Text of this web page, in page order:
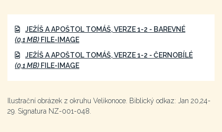
JEŽÍŠ A APOŠTOL TOMÁŠ, VERZE 1-2 - BAREVNÉ
(0,1 MB) FILE-IMAGE
JEŽÍŠ A APOŠTOL TOMÁŠ, VERZE 1-2 - ČERNOBÍLÉ
(0,1 MB) FILE-IMAGE
Ilustrační obrázek z okruhu Velikonoce. Biblický odkaz: Jan 20,24-
29. Signatura NZ-001-048.